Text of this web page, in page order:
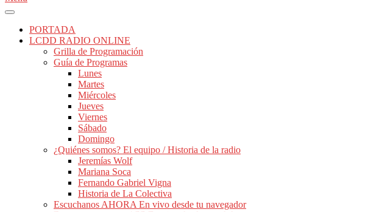
PORTADA
LCDD RADIO ONLINE
Grilla de Programación
Guía de Programas
Lunes
Martes
Miércoles
Jueves
Viernes
Sábado
Domingo
¿Quiénes somos? El equipo / Historia de la radio
Jeremías Wolf
Mariana Soca
Fernando Gabriel Vigna
Historia de La Colectiva
Escuchanos AHORA En vivo desde tu navegador